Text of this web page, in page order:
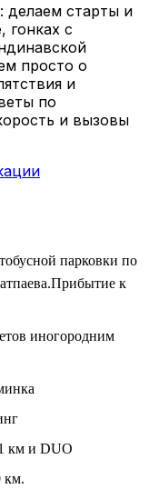
делаем старты и
гонках с
просто о
и
по
и вызовы
парковки по
к
иногородним
км и DUO
км.